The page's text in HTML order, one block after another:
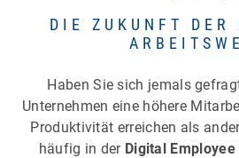
DIE ZUKUNFT DER
Haben Sie sich jemals
Unternehmen eine höhere
Produktivität erreichen als
häufig in der Digital